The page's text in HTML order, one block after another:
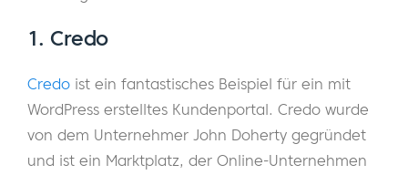
1. Credo
Credo ist ein fantastisches Beispiel für ein mit
WordPress erstelltes Kundenportal. Credo wurde
von dem Unternehmer John Doherty gegründet
und ist ein Marktplatz, der Online-Unternehmen